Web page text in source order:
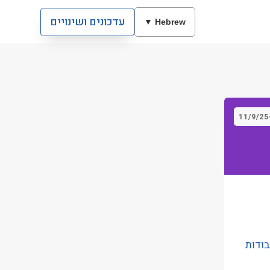
Hebrew ▼ עדכונים ושינויים
11/9/25
עבודות